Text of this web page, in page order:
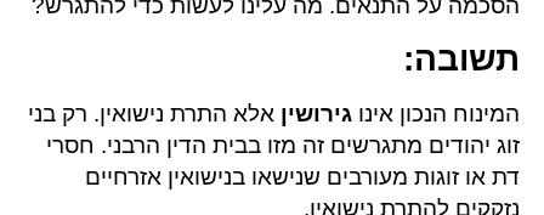
הסכמה על התנאים. מה עלינו לעשות כדי להתגרש?
תשובה:
המינוח הנכון אינו גירושין אלא התרת נישואין. רק בני
זוג יהודים מתגרשים זה מזו בבית הדין הרבני. חסרי
דת או זוגות מעורבים שנישאו בנישואין אזרחיים
נזקקים להתרת נישואין.